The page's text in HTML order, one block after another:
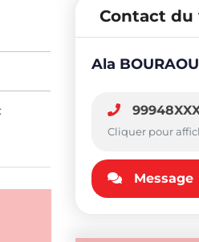
Contact du
Ala
Cliquer pour
Message